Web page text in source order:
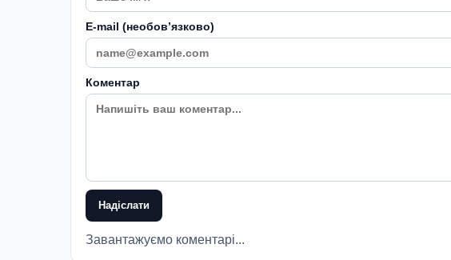
E-mail (необовʼязково)
Коментар
Надіслати
Завантажуємо коментарі...